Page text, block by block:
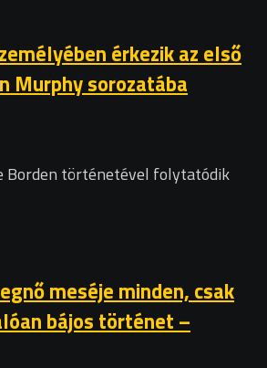
érkezik az első
Murphy sorozatába
Borden történetével folytatódik
meséje minden, csak
bájos történet –